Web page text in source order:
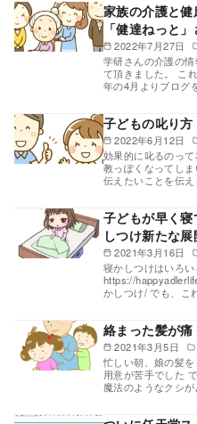
2022年7月27日
家族の介護と
「健達ねっと
学研さんの介護の
て頂きました。 こ
年の4月よりブログ
2022年6月12日
子どもの叱り方
効果的に叱るのっ
教っぽくなってしま
伝えたいことを伝
2021年3月16日
子どもが早く
しつけ新たな展
寝かしつけはいろ
https://
かしつけ/ でも、こ
2021年3月5日
絡まった髪が
忙しい朝、娘の髪
用意が苦手でした
魔法のようなクシ